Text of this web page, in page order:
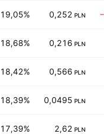
19,05% 0,252 PLN
18,68% 0,216 PLN
18,42% 0,566 PLN
18,39% 0,0495 PLN
17,39% 2,62 PLN